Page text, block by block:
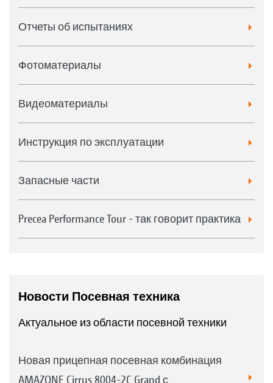
Отчеты об испытаниях
Фотоматериалы
Видеоматериалы
Инструкция по эксплуатации
Запасные части
Precea Performance Tour - так говорит практика
Новости Посевная техника
Актуальное из области посевной техники
Новая прицепная посевная комбинация
AMAZONE Cirrus 8004-2C Grand с